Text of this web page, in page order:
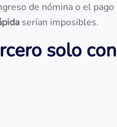
de nómina o el pago
serían imposibles.
solo con